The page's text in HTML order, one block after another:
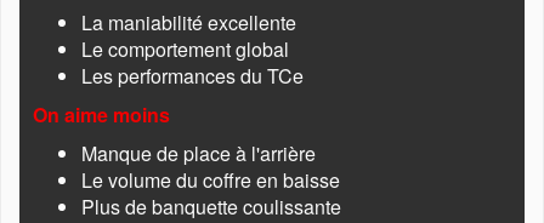
La maniabilité excellente
Le comportement global
Les performances du TCe
On aime moins
Manque de place à l'arrière
Le volume du coffre en baisse
Plus de banquette coulissante